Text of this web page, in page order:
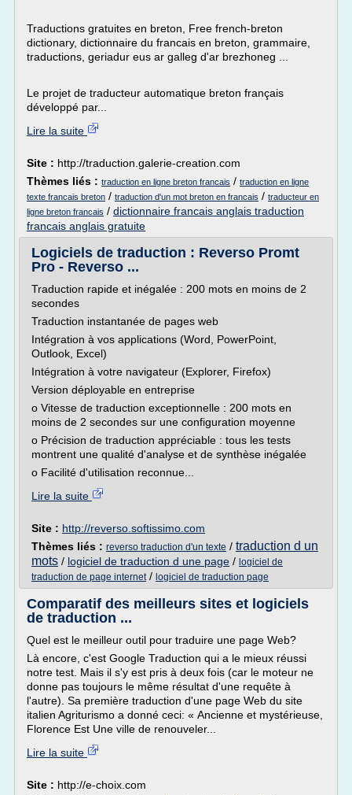
Traductions gratuites en breton, Free french-breton
dictionary, dictionnaire du francais en breton, grammaire,
traductions, geriadur eus ar galleg d'ar brezhoneg ...
Le projet de traducteur automatique breton français
développé par...
Lire la suite
Site : http://traduction.galerie-creation.com
Thèmes liés : traduction en ligne breton francais / traduction en ligne
texte francais breton / traduction d'un mot breton en francais / traducteur en
ligne breton francais / dictionnaire francais anglais traduction
francais anglais gratuite
Logiciels de traduction : Reverso Promt
Pro - Reverso ...
Traduction rapide et inégalée : 200 mots en moins de 2
secondes
Traduction instantanée de pages web
Intégration à vos applications (Word, PowerPoint,
Outlook, Excel)
Intégration à votre navigateur (Explorer, Firefox)
Version déployable en entreprise
o Vitesse de traduction exceptionnelle : 200 mots en
moins de 2 secondes sur une configuration moyenne
o Précision de traduction appréciable : tous les tests
montrent une qualité d'analyse et de synthèse inégalée
o Facilité d'utilisation reconnue...
Lire la suite
Site : http://reverso.softissimo.com
Thèmes liés : reverso traduction d'un texte / traduction d un
mots / logiciel de traduction d une page / logiciel de
traduction de page internet/ logiciel de traduction page
Comparatif des meilleurs sites et logiciels
de traduction ...
Quel est le meilleur outil pour traduire une page Web?
Là encore, c'est Google Traduction qui a le mieux réussi
notre test. Mais il s'y est pris à deux fois (car le moteur ne
donne pas toujours le même résultat d'une requête à
l'autre). Sa première traduction d'une page Web du site
italien Agriturismo a donné ceci: « Ancienne et mystérieuse,
Florence Est Une ville de renouveler...
Lire la suite
Site : http://e-choix.com